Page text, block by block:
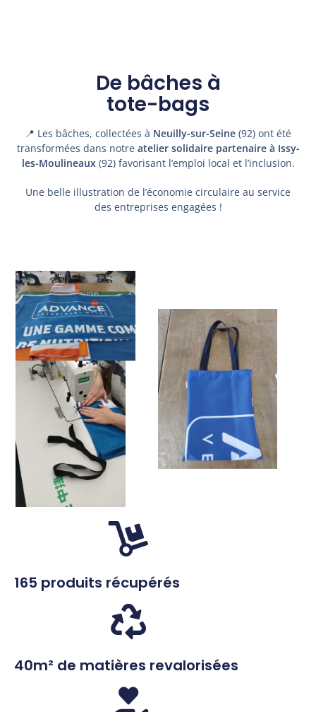
De bâches à
tote-bags
📍 Les bâches, collectées à Neuilly-sur-Seine (92) ont été
transformées dans notre atelier solidaire partenaire à Issy-
les-Moulineaux (92) favorisant l’emploi local et l’inclusion.
Une belle illustration de l’économie circulaire au service
des entreprises engagées !
165 produits récupérés
40m² de matières revalorisées